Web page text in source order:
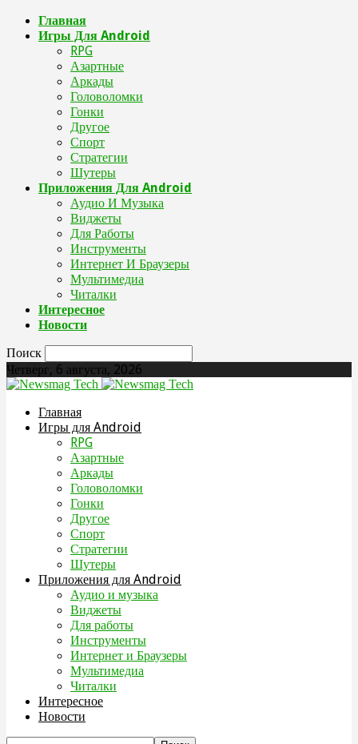
Главная
Игры Для Android
RPG
Азартные
Аркады
Головоломки
Гонки
Другое
Спорт
Стратегии
Шутеры
Приложения Для Android
Аудио И Музыка
Виджеты
Для Работы
Инструменты
Интернет И Браузеры
Мультимедиа
Читалки
Интересное
Новости
Поиск
Четверг, 6 августа, 2026
Главная
Игры для Android
RPG
Азартные
Аркады
Головоломки
Гонки
Другое
Спорт
Стратегии
Шутеры
Приложения для Android
Аудио и музыка
Виджеты
Для работы
Инструменты
Интернет и Браузеры
Мультимедиа
Читалки
Интересное
Новости